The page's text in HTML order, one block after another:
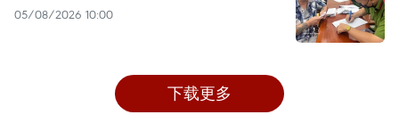
05/08/2026 10:00
下载更多